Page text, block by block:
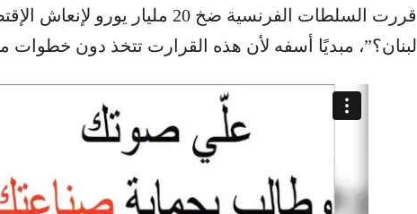
قررت السلطات الفرنسية ضخ 20 مليار
لبنان؟”، مبديًا أسفه لأن هذه القرارت تتخذ دون خطوات